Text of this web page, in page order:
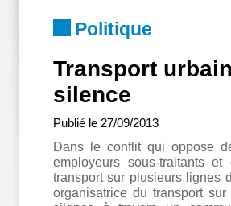
Politique
Transport
silence
Publié le 27/09/2013
Dans le conflit qui oppose
employeurs sous-traitants
transport sur plusieurs lignes
organisatrice du transport